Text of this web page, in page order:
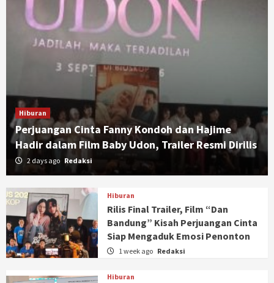
Hiburan
Perjuangan Cinta Fanny Kondoh dan Hajime
Hadir dalam Film Baby Udon, Trailer Resmi Dirilis
2 days ago Redaksi
Hiburan
Rilis Final Trailer, Film “Dan
Bandung” Kisah Perjuangan Cinta
Siap Mengaduk Emosi Penonton
1 week ago Redaksi
Hiburan